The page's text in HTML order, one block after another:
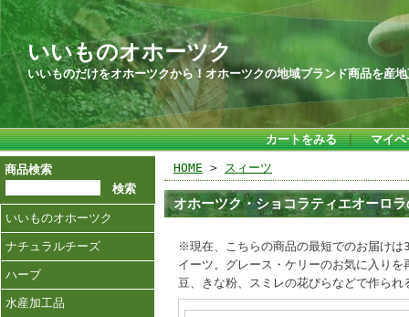
いいものオホーツク
いいものだけをオホーツクから！オホーツクの地域ブランド商品を産
カートをみる｜ マイペ
商品検索
いいものオホーツク
ナチュラルチーズ
ハーブ
水産加工品
HOME > スィーツ
オホーツク・ショコラティエオーロ
※現在、こちらの商品の最短でのお届け
イーツ。グレース・ケリーのお気に入り
豆、きな粉、スミレの花びらなどで作ら